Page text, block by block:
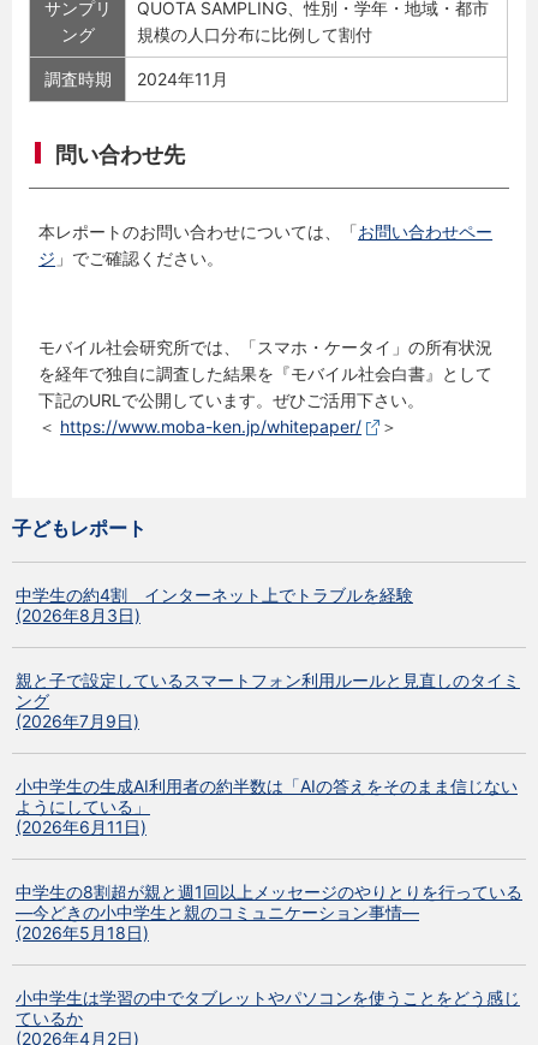
サンプリ
ング
QUOTA SAMPLING、性別・学年・地域・都市
規模の人口分布に比例して割付
調査時期 2024年11月
問い合わせ先
本レポートのお問い合わせについては、「お問い合わせペー
ジ 」でご確認ください。
モバイル社会研究所では、「スマホ・ケータイ」の所有状況
を経年で独自に調査した結果を『モバイル社会白書』として
下記のURLで公開しています。ぜひご活用下さい。
＜ https://www.moba-ken.jp/whitepaper/ ＞
子どもレポート
中学生の約4割 インターネット上でトラブルを経験
(2026年8月3日)
親と子で設定しているスマートフォン利用ルールと見直しのタイミ
ング
(2026年7月9日)
小中学生の生成AI利用者の約半数は「AIの答えをそのまま信じない
ようにしている」
(2026年6月11日)
中学生の8割超が親と週1回以上メッセージのやりとりを行っている
―今どきの小中学生と親のコミュニケーション事情―
(2026年5月18日)
小中学生は学習の中でタブレットやパソコンを使うことをどう感じ
ているか
(2026年4月2日)